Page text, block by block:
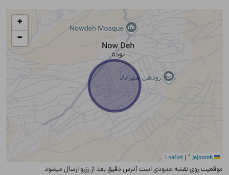
+
−
| © jajooreh
موقعیت روی نقشه حدودی است آدرس دقیق بعد از رزرو ارسال میشود